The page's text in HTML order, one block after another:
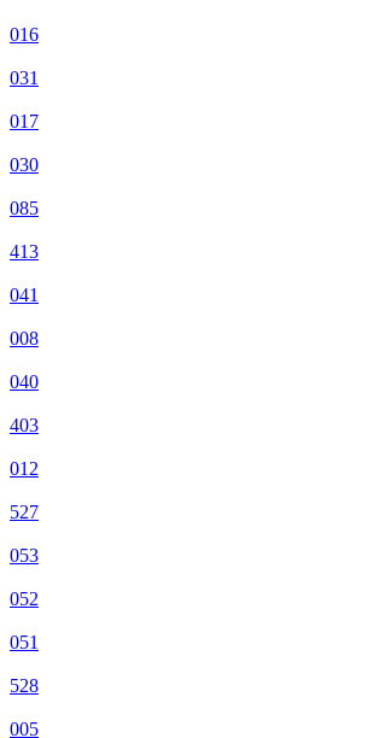
016
031
017
030
085
413
041
008
040
403
012
527
053
052
051
528
005